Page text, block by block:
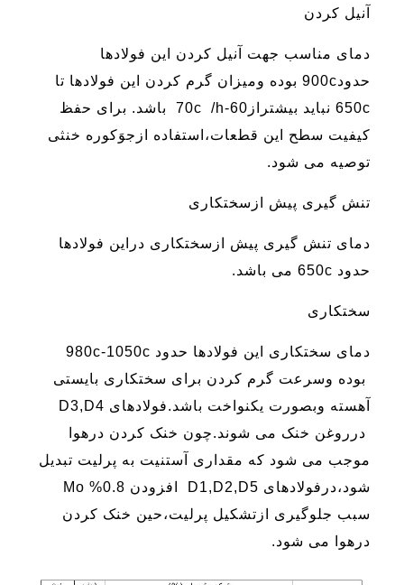
آنیل کردن
دمای مناسب جهت آنیل کردن این فولادها
حدود900c بوده ومیزان گرم کردن این فولادها تا
650c نباید بیشتراز60-70c /h باشد. برای حفظ
کیفیت سطح این قطعات،استفاده ازجوَکوره خنثی
توصیه می شود.
تنش گیری پیش ازسختکاری
دمای تنش گیری پیش ازسختکاری دراین فولادها
حدود 650c می باشد.
سختکاری
دمای سختکاری این فولادها حدود 980c-1050c
بوده وسرعت گرم کردن برای سختکاری بایستی
آهسته وبصورت یکنواخت باشد.فولادهای D3,D4
درروغن خنک می شوند.چون خنک کردن درهوا
موجب می شود که مقداری آستنیت به پرلیت تبدیل
شود،درفولادهای D1,D2,D5 افزودن Mo %0.8
سبب جلوگیری ازتشکیل پرلیت،حین خنک کردن
درهوا می شود.